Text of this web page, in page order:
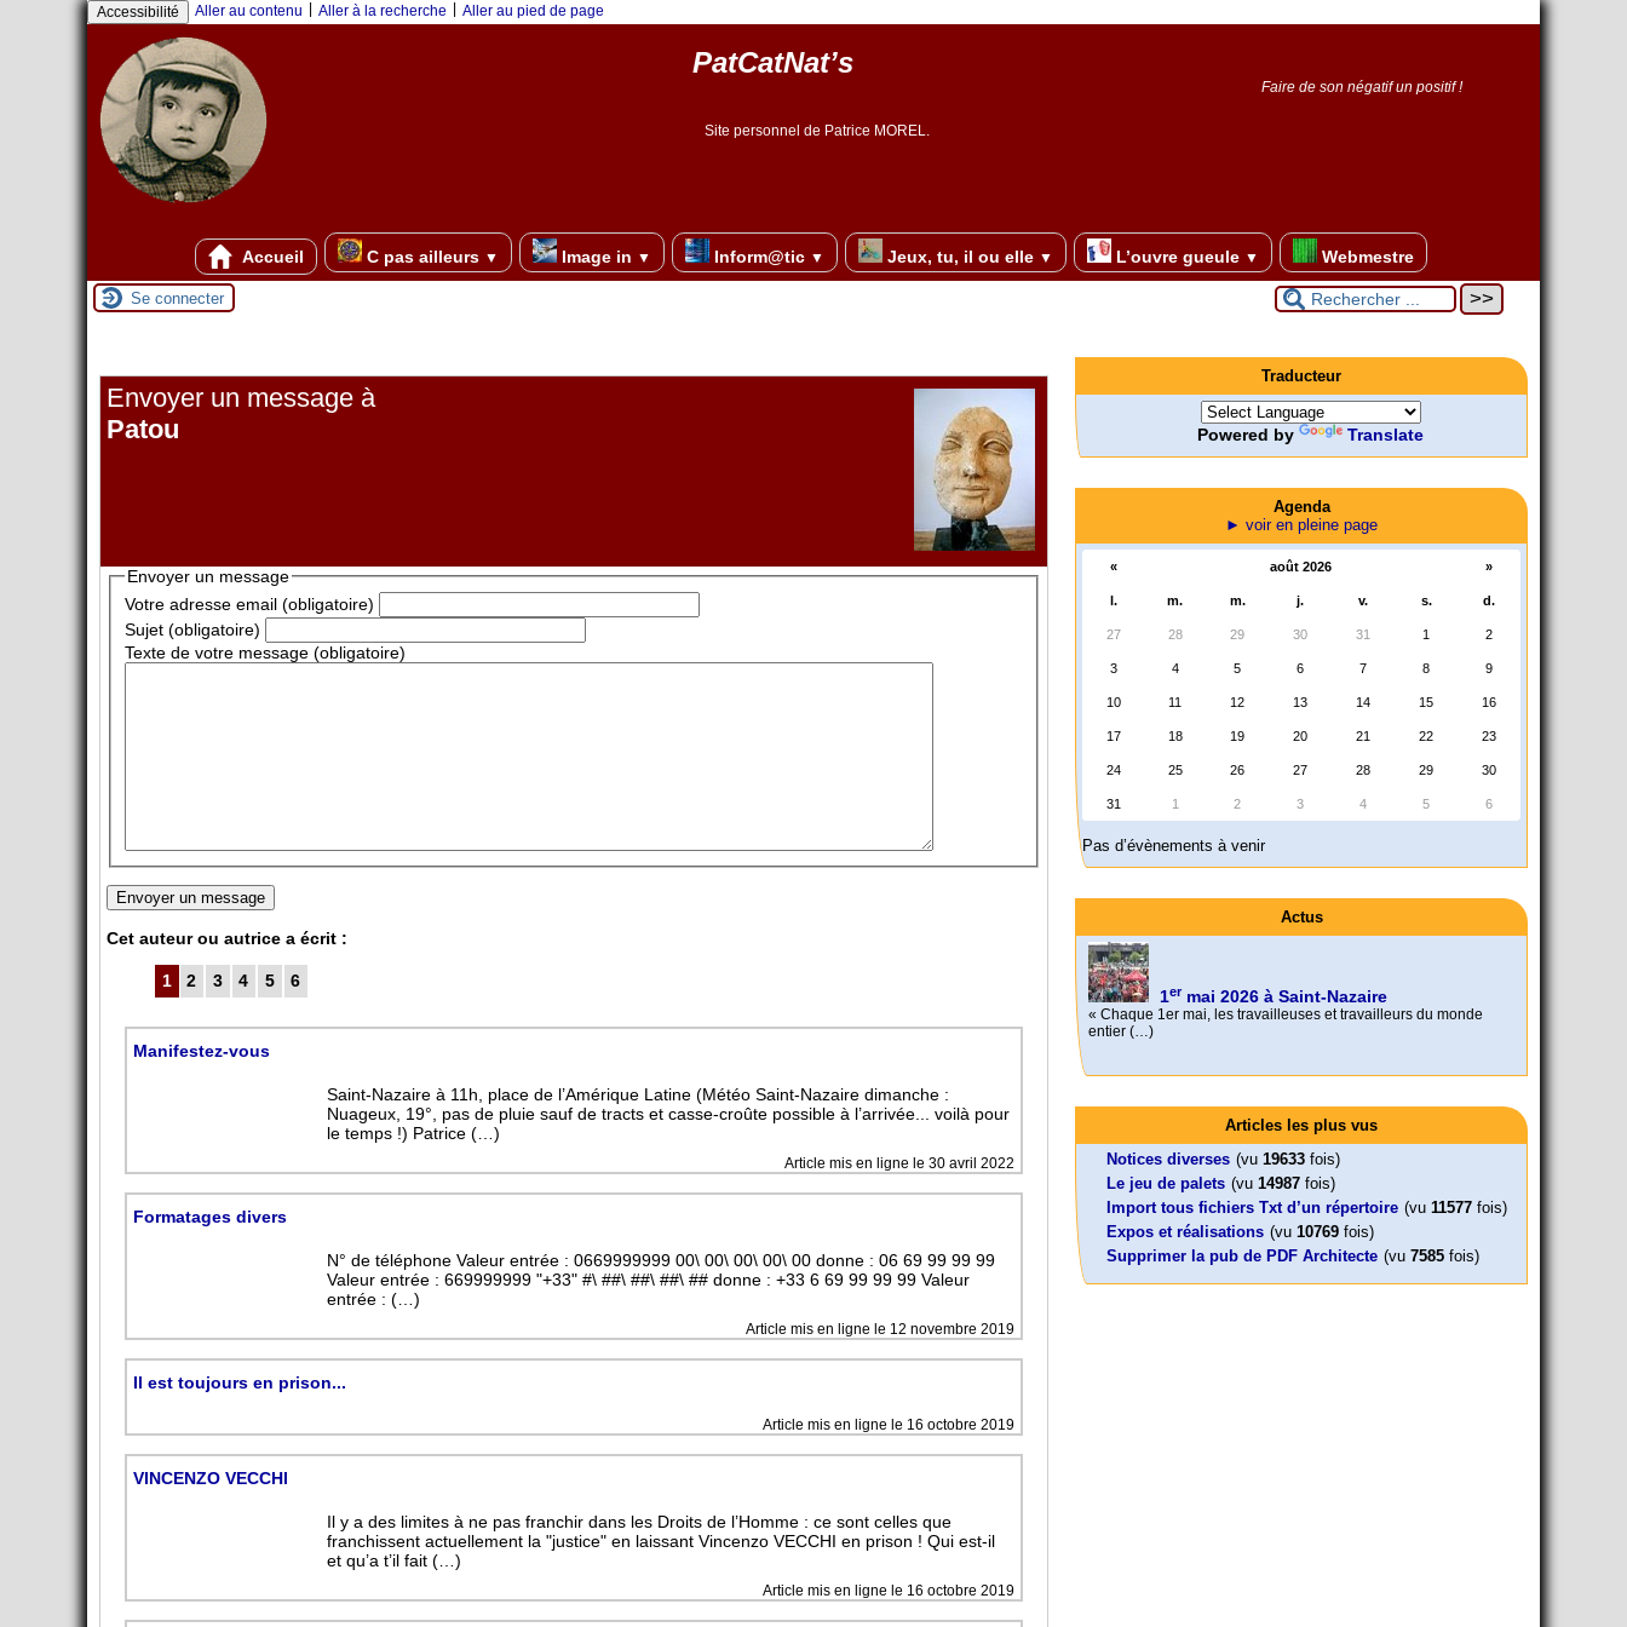
Panneau de gestion des cookies
Accessibilité Aller au contenu Aller à la recherche Aller au pied de page
PatCatNat’s
Faire de son négatif un positif !
Site personnel de Patrice MOREL.
Accueil C pas ailleurs ▼ Image in ▼ Inform@tic ▼ Jeux, tu, il ou elle ▼ L’ouvre gueule ▼ Webmestre
Se connecter
Envoyer un message à
Patou
Envoyer un message
Votre adresse email (obligatoire)
Sujet (obligatoire)
Texte de votre message (obligatoire)
Cet auteur ou autrice a écrit :
1 2 3 4 5 6
Manifestez-vous
Saint-Nazaire à 11h, place de l’Amérique Latine (Météo Saint-Nazaire dimanche :
Nuageux, 19°, pas de pluie sauf de tracts et casse-croûte possible à l’arrivée... voilà pour
le temps !) Patrice (…)
Article mis en ligne le 30 avril 2022
Formatages divers
N° de téléphone Valeur entrée : 0669999999 00\ 00\ 00\ 00\ 00 donne : 06 69 99 99 99
Valeur entrée : 669999999 "+33" #\ ##\ ##\ ##\ ## donne : +33 6 69 99 99 99 Valeur
entrée : (…)
Article mis en ligne le 12 novembre 2019
Il est toujours en prison...
Article mis en ligne le 16 octobre 2019
VINCENZO VECCHI
Il y a des limites à ne pas franchir dans les Droits de l’Homme : ce sont celles que
franchissent actuellement la "justice" en laissant Vincenzo VECCHI en prison ! Qui est-il
et qu’a t’il fait (…)
Article mis en ligne le 16 octobre 2019
Traducteur
Powered by Translate
Agenda
► voir en pleine page
« août 2026 »
l. m. m. j. v. s. d.
27 28 29 30 31 1 2
3 4 5 6 7 8 9
10 11 12 13 14 15 16
17 18 19 20 21 22 23
24 25 26 27 28 29 30
31 1 2 3 4 5 6
Pas d’évènements à venir
Actus
1ermai 2026 à Saint-Nazaire
« Chaque 1er mai, les travailleuses et travailleurs du monde
entier (…)
Foutez-nous la paix !
Aujourd’hui, mercredi 18 mars 2026, le président de la
République Emmanuel (…)
Leonard Peltier libre !
Leonard Peltier, un Amérindien condamné deux fois à la prison à
vie pour un (…)
En Pays-de-la-Loire le couperet est
« La présidente Horizons de la région Pays de la Loire veut faire
Mon CV... Cette perle indique une nouveauté, ou le dernier
Articles les plus vus
Notices diverses (vu 19633 fois)
Le jeu de palets (vu 14987 fois)
Import tous fichiers Txt d’un répertoire (vu 11577 fois)
Expos et réalisations (vu 10769 fois)
Supprimer la pub de PDF Architecte (vu 7585 fois)